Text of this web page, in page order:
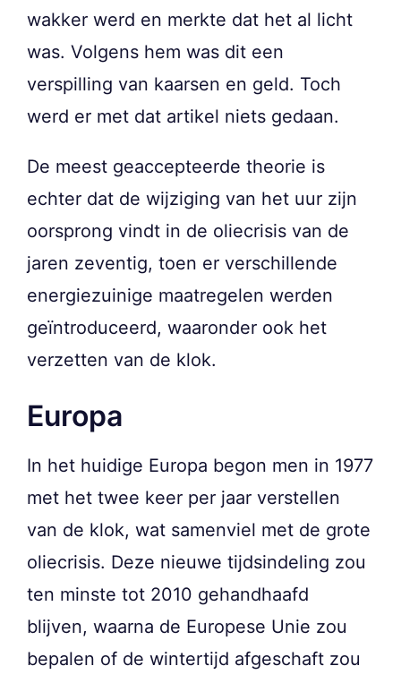
wakker werd en merkte dat het al licht
was. Volgens hem was dit een
verspilling van kaarsen en geld. Toch
werd er met dat artikel niets gedaan.
De meest geaccepteerde theorie is
echter dat de wijziging van het uur zijn
oorsprong vindt in de oliecrisis van de
jaren zeventig, toen er verschillende
energiezuinige maatregelen werden
geïntroduceerd, waaronder ook het
verzetten van de klok.
Europa
In het huidige Europa begon men in 1977
met het twee keer per jaar verstellen
van de klok, wat samenviel met de grote
oliecrisis. Deze nieuwe tijdsindeling zou
ten minste tot 2010 gehandhaafd
blijven, waarna de Europese Unie zou
bepalen of de wintertijd afgeschaft zou